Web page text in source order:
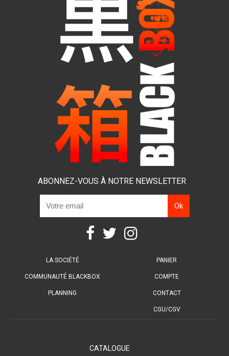
ABONNEZ-VOUS À NOTRE NEWSLETTER
LA SOCIÉTÉ
COMMUNAUTÉ BLACKBOX
PLANNING
PANIER
COMPTE
CONTACT
CGU/CGV
CATALOGUE